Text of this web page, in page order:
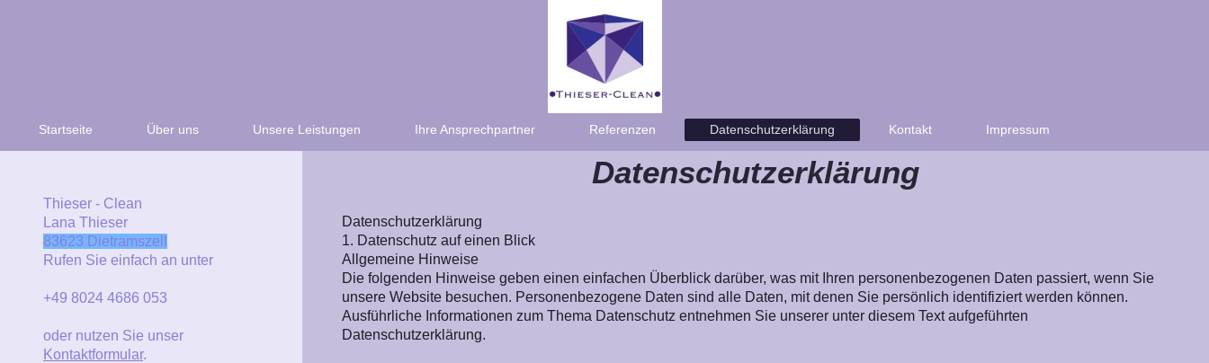
Startseite Über uns Unsere Leistungen Ihre Ansprechpartner Referenzen Datenschutzerklärung Kontakt Impressum
Datenschutzerklärung
Datenschutzerklärung
1. Datenschutz auf einen Blick
Allgemeine Hinweise
Die folgenden Hinweise geben einen einfachen Überblick darüber, was mit Ihren personenbezogenen Daten passiert, wenn Sie
unsere Website besuchen. Personenbezogene Daten sind alle Daten, mit denen Sie persönlich identifiziert werden können.
Ausführliche Informationen zum Thema Datenschutz entnehmen Sie unserer unter diesem Text aufgeführten
Datenschutzerklärung.
Thieser - Clean
Lana Thieser
83623 Dietramszell
Rufen Sie einfach an unter
+49 8024 4686 053
oder nutzen Sie unser
Kontaktformular.